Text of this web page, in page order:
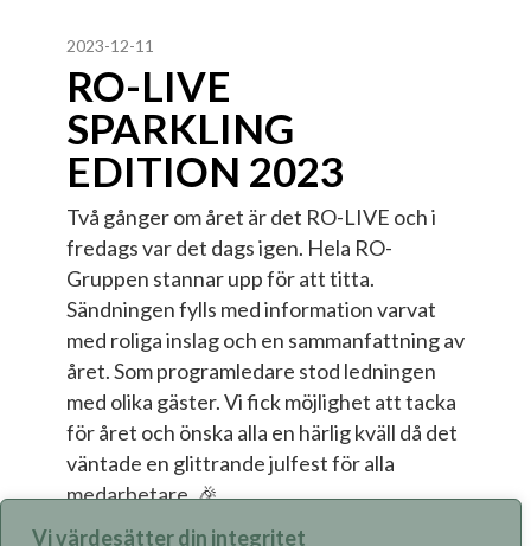
Vi värdesätter din integritet
2023-12-11
RO-LIVE
SPARKLING
EDITION 2023
Två gånger om året är det RO-LIVE och i
fredags var det dags igen. Hela RO-
Gruppen stannar upp för att titta.
Sändningen fylls med information varvat
med roliga inslag och en sammanfattning av
året. Som programledare stod ledningen
med olika gäster. Vi fick möjlighet att tacka
för året och önska alla en härlig kväll då det
väntade en glittrande julfest för alla
medarbetare. 🎉